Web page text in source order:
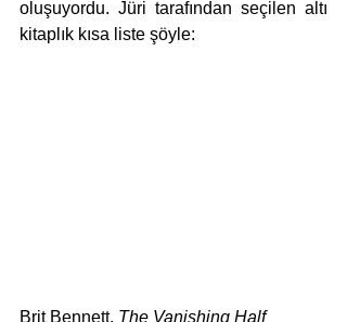
oluşuyordu. Jüri tarafından seçilen altı
kitaplık kısa liste şöyle:
Brit Bennett, The Vanishing Half